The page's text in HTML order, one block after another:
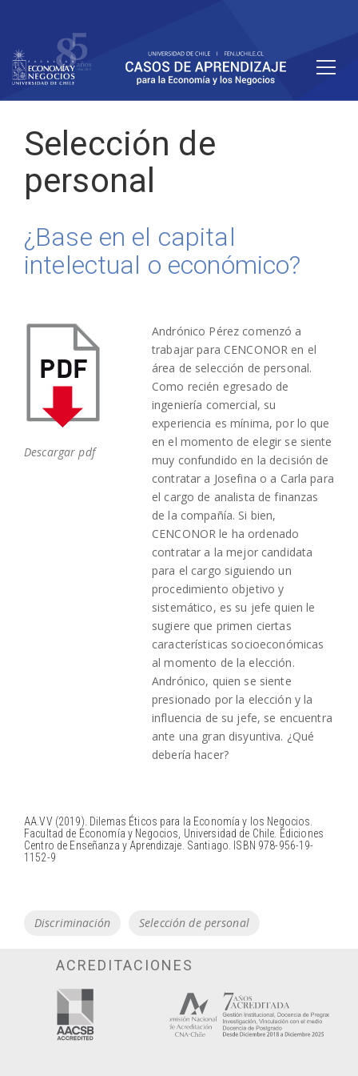
Selección de
personal
¿Base en el capital
intelectual o económico?
Descargar pdf
Andrónico Pérez comenzó a
trabajar para CENCONOR en el
área de selección de personal.
Como recién egresado de
ingeniería comercial, su
experiencia es mínima, por lo que
en el momento de elegir se siente
muy confundido en la decisión de
contratar a Josefina o a Carla para
el cargo de analista de finanzas
de la compañía. Si bien,
CENCONOR le ha ordenado
contratar a la mejor candidata
para el cargo siguiendo un
procedimiento objetivo y
sistemático, es su jefe quien le
sugiere que primen ciertas
características socioeconómicas
al momento de la elección.
Andrónico, quien se siente
presionado por la elección y la
influencia de su jefe, se encuentra
ante una gran disyuntiva. ¿Qué
debería hacer?
AA.VV (2019). Dilemas Éticos para la Economía y los Negocios.
Facultad de Economía y Negocios, Universidad de Chile. Ediciones
Centro de Enseñanza y Aprendizaje. Santiago. ISBN 978-956-19-
1152-9
Tags
Discriminación Selección de personal
ACREDITACIONES